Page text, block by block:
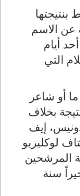
بنتيجتها
عن الاسم
أيام
التي
أو شاعر
بخلاف
إيف
لوكليزيو
المرشحين
سنة